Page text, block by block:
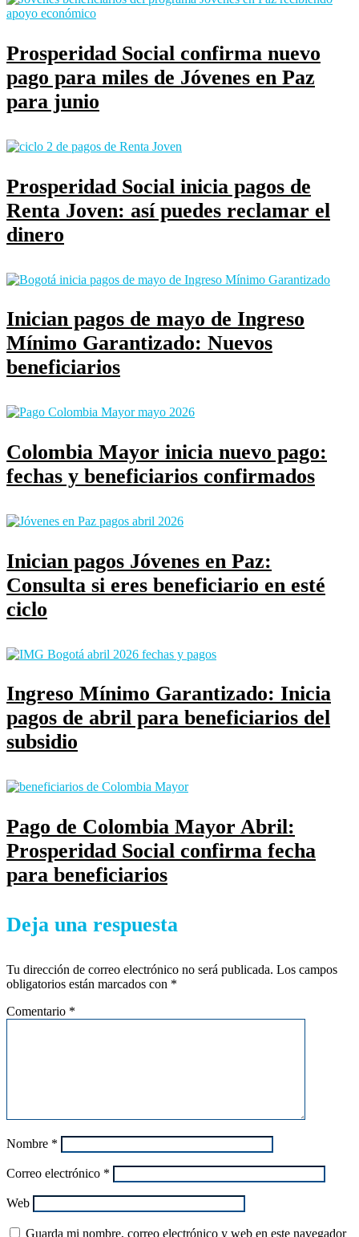
Prosperidad Social confirma nuevo
pago para miles de Jóvenes en Paz
para junio
Prosperidad Social inicia pagos de
Renta Joven: así puedes reclamar el
dinero
Inician pagos de mayo de Ingreso
Mínimo Garantizado: Nuevos
beneficiarios
Colombia Mayor inicia nuevo pago:
fechas y beneficiarios confirmados
Inician pagos Jóvenes en Paz:
Consulta si eres beneficiario en esté
ciclo
Ingreso Mínimo Garantizado: Inicia
pagos de abril para beneficiarios del
subsidio
Pago de Colombia Mayor Abril:
Prosperidad Social confirma fecha
para beneficiarios
Deja una respuesta
Tu dirección de correo electrónico no será publicada. Los campos
obligatorios están marcados con *
Comentario *
Nombre *
Correo electrónico *
Web
Guarda mi nombre, correo electrónico y web en este navegador